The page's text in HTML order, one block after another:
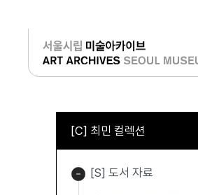
로그인
[C] 최민 컬렉션
[S] 도서 자료